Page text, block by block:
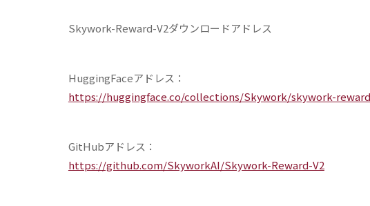
Skywork-Reward-V2ダウンロードアドレス
HuggingFaceアドレス：
https://huggingface.co/collections/Skywork/skywork-
GitHubアドレス：
https://github.com/SkyworkAI/Skywork-Reward-V2